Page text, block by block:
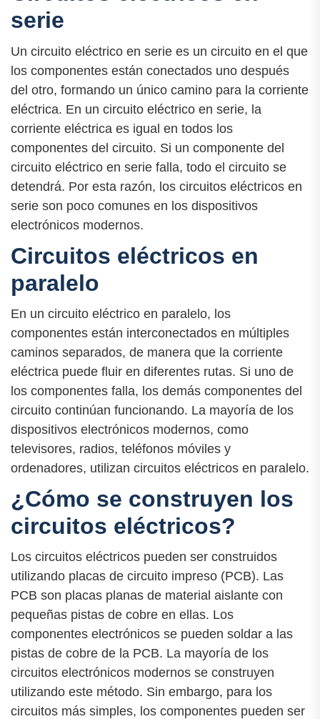
serie
Un circuito eléctrico en serie es un circuito en el que
los componentes están conectados uno después
del otro, formando un único camino para la corriente
eléctrica. En un circuito eléctrico en serie, la
corriente eléctrica es igual en todos los
componentes del circuito. Si un componente del
circuito eléctrico en serie falla, todo el circuito se
detendrá. Por esta razón, los circuitos eléctricos en
serie son poco comunes en los dispositivos
electrónicos modernos.
Circuitos eléctricos en
paralelo
En un circuito eléctrico en paralelo, los
componentes están interconectados en múltiples
caminos separados, de manera que la corriente
eléctrica puede fluir en diferentes rutas. Si uno de
los componentes falla, los demás componentes del
circuito continúan funcionando. La mayoría de los
dispositivos electrónicos modernos, como
televisores, radios, teléfonos móviles y
ordenadores, utilizan circuitos eléctricos en paralelo.
¿Cómo se construyen los
circuitos eléctricos?
Los circuitos eléctricos pueden ser construidos
utilizando placas de circuito impreso (PCB). Las
PCB son placas planas de material aislante con
pequeñas pistas de cobre en ellas. Los
componentes electrónicos se pueden soldar a las
pistas de cobre de la PCB. La mayoría de los
circuitos electrónicos modernos se construyen
utilizando este método. Sin embargo, para los
circuitos más simples, los componentes pueden ser